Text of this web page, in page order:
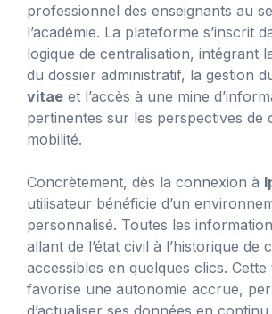
professionnel des enseignants au
l’académie. La plateforme s’inscrit
logique de centralisation, intégrant
du dossier administratif, la gestion
vitae et l’accès à une mine
pertinentes sur les perspectives de
mobilité.
Concrètement, dès la connexion à
utilisateur bénéficie d’un
personnalisé. Toutes les
allant de l’état civil à l’historique de
accessibles en quelques clics.
favorise une autonomie accrue,
d’actualiser ses données en